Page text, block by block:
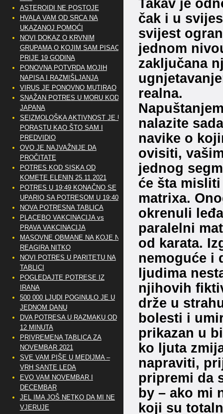
Takav je
čak i u
svijest
jednom
zaključana
realna.
nalazite
navike o
ovisiti,
jednog
će šta
matrixa.
okrenuli
paralelni
od karata.
nemoguće i
ljudima
njihovih
drže u
bolesti i
prikazan u
ko ljuta
napraviti,
pripremi da
by – ako mi
koji su
ASTEROIDI NE POSTOJE
HVALA VAM OD SRCA NA
UKAZANOJ POMOĆI
NOVI DOKAZ O KRVNIM
GRUPAMA O KOJIM SAM PISAO
PRIJE 19 GODINA
PONOVNA POTVRDA MOJIH
NAPISA I RAZMIŠLJANJA
VIRUS JE PONOVNO MUTIRAO
SNAŽAN POTRES U MORU KOD
JAPANA
SEIZMOLOŠKA AKTIVNOST JE U
PORASTU KAO ŠTO SAM I
PREDVIDIO
OVO JE NAJVAŽNIJE DA
PROČITATE
POTRES KOD SISKA OD
KOMETE ELENIN 25.11.2021
POTRES U 19:49 KONAČNO SE
UPARIO SA POTRESOM U 19:40
NOVA POTRESNA TABLICA
PLACEBO VAKCINACIJA vs
PRAVA VAKCINACIJA
MASOVNE OBMANE NA KOJE NE
REAGIRA NITKO
NOVI POTRES U PARITETU NA
TABLICI
POGLEDAJTE POTRESE IZ
IRANA
500 000 LJUDI POGINULO JE U
JEDNOM DANU
DVA POTRESA U RAZMAKU OD
12 MINUTA
PRIVREMENA TABLICA ZA
NOVEMBAR 2021
SVE VAM PIŠE U MEDIJMA –
VRH SANTE LEDA
EVO VAM NOVEMBAR I
DECEMBAR
JEL IMA JOŠ NETKO DA MI NE
VJERUJE